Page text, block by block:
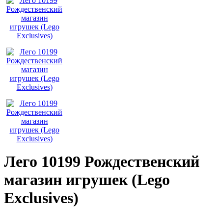
Лего 10199 Рождественский
магазин игрушек (Lego
Exclusives)